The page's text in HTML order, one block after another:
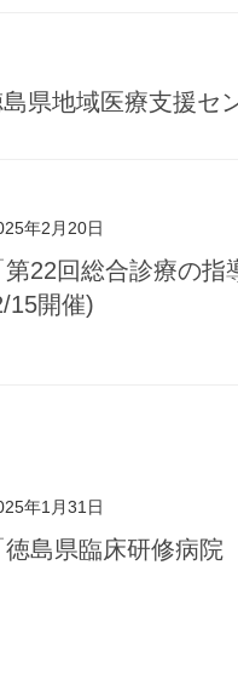
県地域医療支援セ
年2月20日
第22回総合診療の
15開催)
年1月31日
徳島県臨床研修病